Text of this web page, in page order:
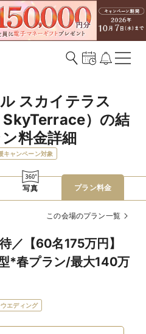
スカイテラス
SkyTerrace）の結
料金詳細
キャンペーン対象
写真 プラン料金
この会場のプラン一覧
／【60名175万円】
*春プラン/最大140万
エディング